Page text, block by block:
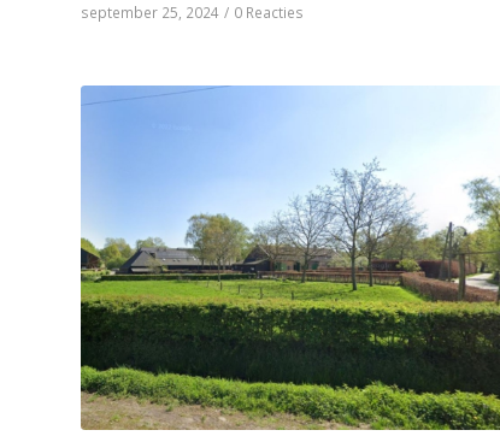
september 25, 2024 / 0 Reacties